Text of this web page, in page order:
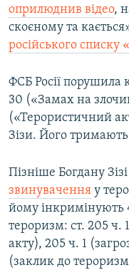
оприлюднив відео,
скоєному та
російського списку
ФСБ Росії порушила
30 («Замах на
(«Терористичний
Зізи. Його
Пізніше Богдану
звинувачення у
йому інкримінують
тероризм: ст. 205 ч.
акту), 205 ч. 1
(заклик до